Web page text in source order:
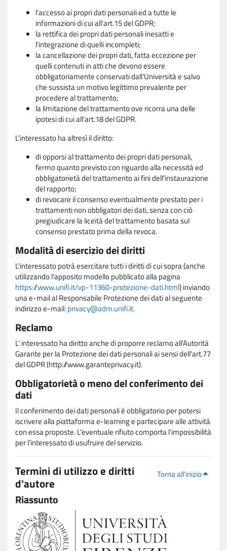
l'accesso ai propri dati personali ed a tutte le
informazioni di cui all'art.15 del GDPR;
la rettifica dei propri dati personali inesatti e
l'integrazione di quelli incompleti;
la cancellazione dei propri dati, fatta eccezione per
quelli contenuti in atti che devono essere
obbligatoriamente conservati dall'Università e salvo
che sussista un motivo legittimo prevalente per
procedere al trattamento;
la limitazione del trattamento ove ricorra una delle
ipotesi di cui all'art.18 del GDPR.
L'interessato ha altresì il diritto:
di opporsi al trattamento dei propri dati personali,
fermo quanto previsto con riguardo alla necessità ed
obbligatorietà del trattamento ai fini dell'instaurazione
del rapporto;
di revocare il consenso eventualmente prestato per i
trattamenti non obbligatori dei dati, senza con ciò
pregiudicare la liceità del trattamento basata sul
consenso prestato prima della revoca.
Modalità di esercizio dei diritti
L'interessato potrà esercitare tutti i diritti di cui sopra (anche
utilizzando l'apposito modello pubblicato alla pagina
https://www.unifi.it/vp-11360-protezione-dati.html) inviando
una e-mail al Responsabile Protezione dei dati al seguente
indirizzo e-mail:privacy@adm.unifi.it.
Reclamo
L' interessato ha diritto anche di proporre reclamo all'Autorità
Garante per la Protezione dei dati personali ai sensi dell'art.77
del GDPR (http://www.garanteprivacy.it).
Obbligatorietà o meno del conferimento dei
dati
Il conferimento dei dati personali è obbligatorio per potersi
iscrivere alla piattaforma e-learning e partecipare alle attività
con essa proposte. L'eventuale rifiuto comporta l'impossibilità
per l'interessato di usufruire del servizio.
Torna all'inizio
Termini di utilizzo e diritti
d'autore
Riassunto